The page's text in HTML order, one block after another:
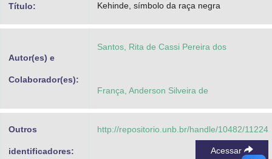
Gabinete de Segurança Institucional
Banco Central do Brasil
Título: Kehinde, símbolo da raça negra
Autor(es) e
Colaborador(es):
Santos, Rita de Cassi Pereira dos
França, Anderson Silveira de
Outros
identificadores:
http://repositorio.unb.br/handle/10482/11224
Acessar